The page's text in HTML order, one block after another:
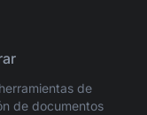
de
de documentos